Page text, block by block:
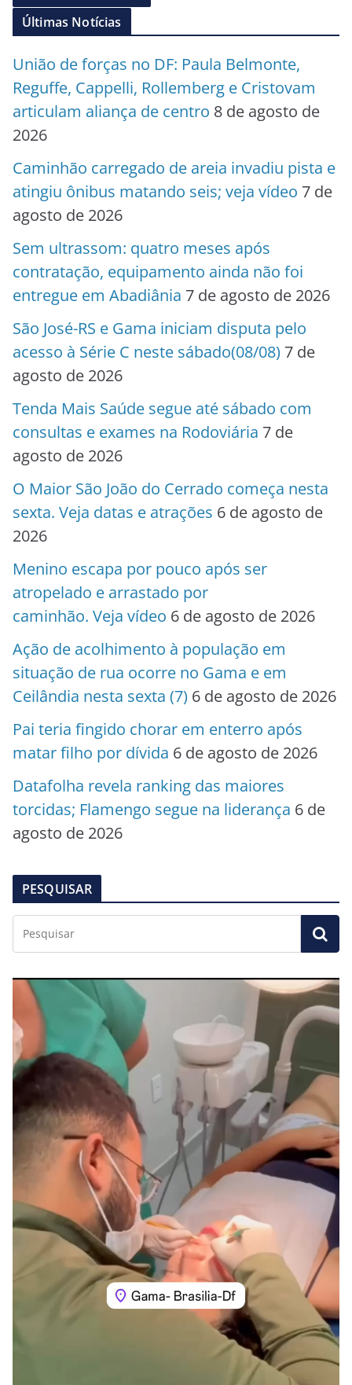
Últimas Notícias
União de forças no DF: Paula Belmonte,
Reguffe, Cappelli, Rollemberg e Cristovam
articulam aliança de centro 8 de agosto de
2026
Caminhão carregado de areia invadiu pista e
atingiu ônibus matando seis; veja vídeo 7 de
agosto de 2026
Sem ultrassom: quatro meses após
contratação, equipamento ainda não foi
entregue em Abadiânia 7 de agosto de 2026
São José-RS e Gama iniciam disputa pelo
acesso à Série C neste sábado(08/08) 7 de
agosto de 2026
Tenda Mais Saúde segue até sábado com
consultas e exames na Rodoviária 7 de
agosto de 2026
O Maior São João do Cerrado começa nesta
sexta. Veja datas e atrações 6 de agosto de
2026
Menino escapa por pouco após ser
atropelado e arrastado por
caminhão. Veja vídeo 6 de agosto de 2026
Ação de acolhimento à população em
situação de rua ocorre no Gama e em
Ceilândia nesta sexta (7) 6 de agosto de 2026
Pai teria fingido chorar em enterro após
matar filho por dívida 6 de agosto de 2026
Datafolha revela ranking das maiores
torcidas; Flamengo segue na liderança 6 de
agosto de 2026
PESQUISAR